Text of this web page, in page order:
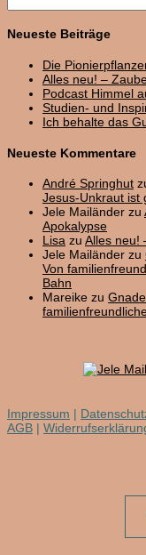
nach:
Neueste Beiträge
Die
Alles neu! –
Podcast Himmel
Studien- und
Ich behalte das
Neueste Kommentare
André Springhut
Jesus-Unkraut ist
Jele Mailänder zu
Apokalypse
Lisa zu Alles neu!
Jele Mailänder zu
Von
Bahn
Mareike zu
Impressum |
AGB |